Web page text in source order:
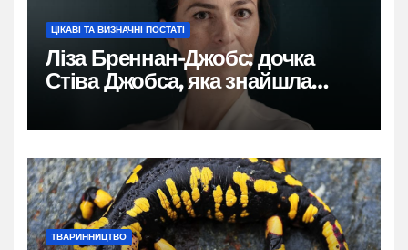
ЦІКАВІ ТА ВИЗНАЧНІ ПОСТАТІ
Ліза Бреннан-Джобс: дочка
Стіва Джобса, яка знайшла
власний голос
ТВАРИННИЦТВО